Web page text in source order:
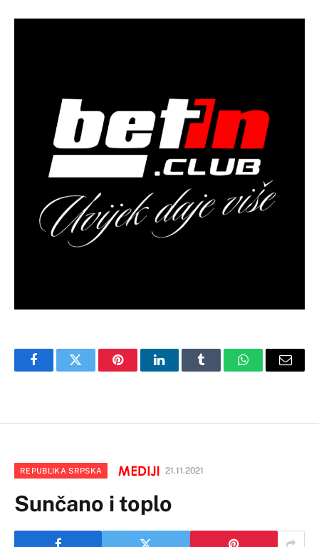
FacebookTwitter PinterestLinkedInTumblr WhatsAppEmail
REPUBLIKA SRPSKA 21.11.2021
Sunčano i toplo